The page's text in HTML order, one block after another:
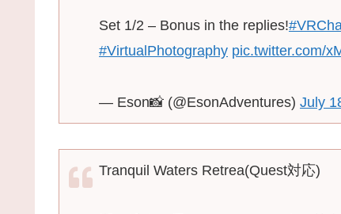
Set 1/2 – Bonus in the replies!
#VirtualPhotography pic.twitter.com/
— Eson📸 (@EsonAdventures) July
Tranquil Waters Retrea(Quest対応)